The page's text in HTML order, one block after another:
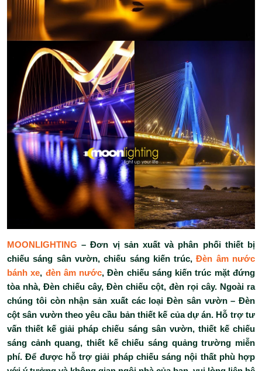
MOONLIGHTING – Đơn vị sản xuất và phân phối thiết bị
chiếu sáng sân vườn, chiếu sáng kiến trúc,Đèn âm nước
bánh xe, đèn âm nước, Đèn chiếu sáng kiến trúc mặt đứng
tòa nhà, Đèn chiếu cây, Đèn chiếu cột, đèn rọi cây. Ngoài ra
chúng tôi còn nhận sản xuất các loại Đèn sân vườn – Đèn
cột sân vườn theo yêu cầu bản thiết kế của dự án. Hỗ trợ tư
vấn thiết kế giải pháp chiếu sáng sân vườn, thiết kế chiếu
sáng cảnh quang, thiết kế chiếu sáng quảng trường miễn
phí. Để được hỗ trợ giải pháp chiếu sáng nội thất phù hợp